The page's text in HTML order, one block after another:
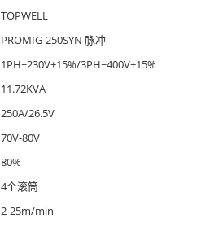
TOPWELL
PROMIG-250SYN 脉冲
1PH~230V±15%/3PH~400V±15%
11.72KVA
250A/26.5V
70V-80V
80%
4个滚筒
2-25m/min